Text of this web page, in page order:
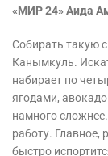
«МИР 24» Аида
Собирать такую
Канымкуль.
набирает по
ягодами,
намного
работу. Главное,
быстро